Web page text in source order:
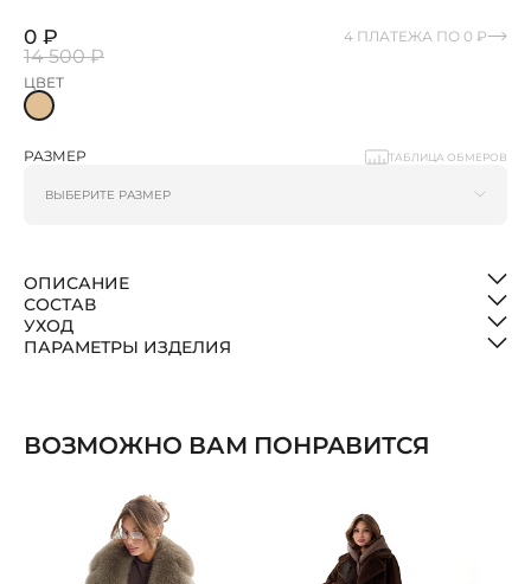
0 ₽
14 500 ₽
4 ПЛАТЕЖА ПО 0 ₽
ЦВЕТ
РАЗМЕР ТАБЛИЦА ОБМЕРОВ
ОПИСАНИЕ
СОСТАВ
УХОД
ПАРАМЕТРЫ ИЗДЕЛИЯ
ВОЗМОЖНО ВАМ ПОНРАВИТСЯ